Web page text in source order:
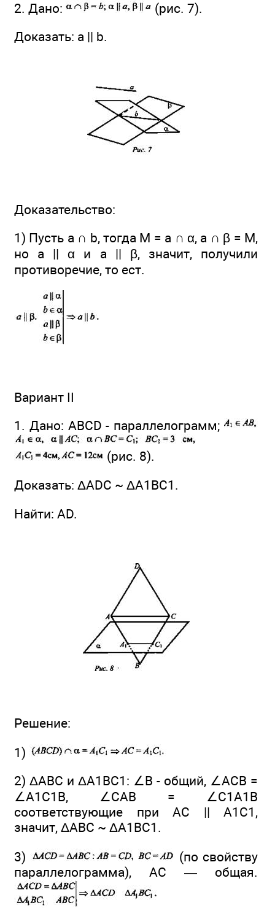
2. Дано:
(рис. 7).
Доказать: a || b.
Доказательство:
1) Пусть a ∩ b, тогда М = а ∩ α, а ∩ β = М,
но а || α и а || β, значит, получили
противоречие, то ест.
Вариант II
1. Дано: ABCD - параллелограмм;
(рис. 8).
Доказать: ΔADC ~ ΔА1ВС1.
Найти: AD.
Решение:
1)
2) ΔАВС и ΔА1ВС1: ∠B - общий, ∠ACB =
∠A1C1B, ∠CAB = ∠C1A1B
соответствующие при АС || А1С1,
значит, ΔАВС ~ ΔА1ВС1.
3)
(по свойству
параллелограмма), АС — общая.